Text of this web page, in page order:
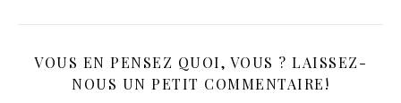
VOUS EN PENSEZ QUOI, VOUS ? LAISSEZ-
NOUS UN PETIT COMMENTAIRE!